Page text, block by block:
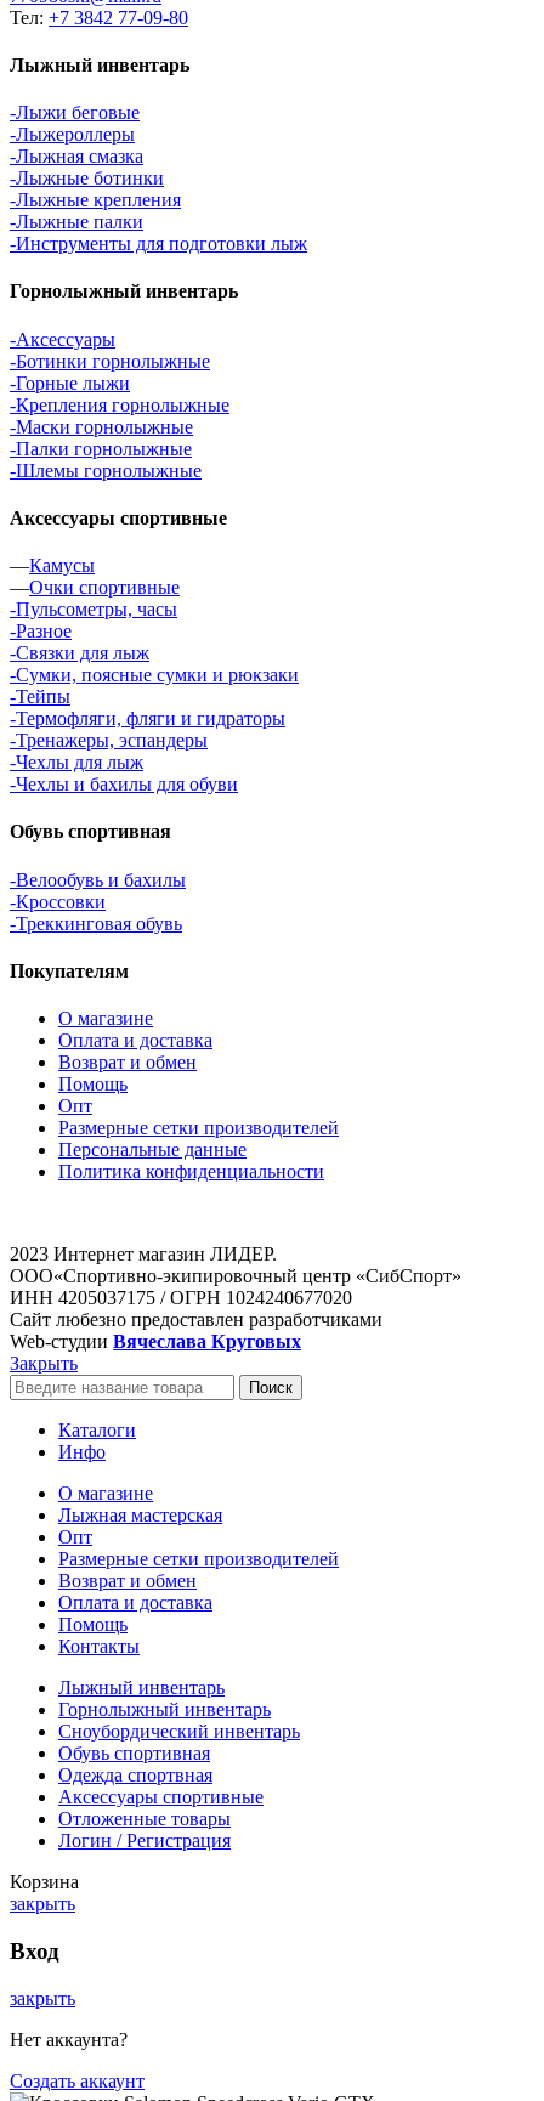
Тел: +7 3842 77-09-80
Лыжный инвентарь
-Лыжи беговые
-Лыжероллеры
-Лыжная смазка
-Лыжные ботинки
-Лыжные крепления
-Лыжные палки
-Инструменты для подготовки лыж
Горнолыжный инвентарь
-Аксессуары
-Ботинки горнолыжные
-Горные лыжи
-Крепления горнолыжные
-Маски горнолыжные
-Палки горнолыжные
-Шлемы горнолыжные
Аксессуары спортивные
—Камусы
—Очки спортивные
-Пульсометры, часы
-Разное
-Связки для лыж
-Сумки, поясные сумки и рюкзаки
-Тейпы
-Термофляги, фляги и гидраторы
-Тренажеры, эспандеры
-Чехлы для лыж
-Чехлы и бахилы для обуви
Обувь спортивная
-Велообувь и бахилы
-Кроссовки
-Треккинговая обувь
Покупателям
О магазине
Оплата и доставка
Возврат и обмен
Помощь
Опт
Размерные сетки производителей
Персональные данные
Политика конфиденциальности
2023 Интернет магазин ЛИДЕР.
ООО«Спортивно-экипировочный центр «СибСпорт»
ИНН 4205037175 / ОГРН 1024240677020
Сайт любезно предоставлен разработчиками
Web-студии Вячеслава Круговых
Закрыть
Поиск
Каталоги
Инфо
О магазине
Лыжная мастерская
Опт
Размерные сетки производителей
Возврат и обмен
Оплата и доставка
Помощь
Контакты
Лыжный инвентарь
Горнолыжный инвентарь
Сноубордический инвентарь
Обувь спортивная
Одежда спортвная
Аксессуары спортивные
Отложенные товары
Логин / Регистрация
Корзина
закрыть
Вход
закрыть
Нет аккаунта?
Создать аккаунт